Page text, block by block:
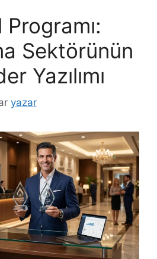
Sektörünün
Yazılımı
yazar